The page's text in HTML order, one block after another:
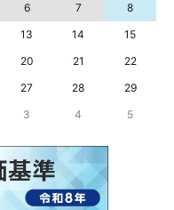
6 7
8
13 14
15
20 21
22
27 28
29
3 4 5